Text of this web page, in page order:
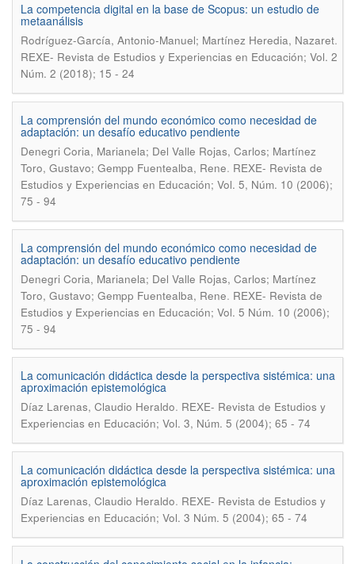
La competencia digital en la base de Scopus: un estudio de
metaanálisis
Rodríguez-García, Antonio-Manuel; Martínez Heredia, Nazaret.
REXE- Revista de Estudios y Experiencias en Educación; Vol. 2
Núm. 2 (2018); 15 - 24
La comprensión del mundo económico como necesidad de
adaptación: un desafío educativo pendiente
Denegri Coria, Marianela; Del Valle Rojas, Carlos; Martínez
Toro, Gustavo; Gempp Fuentealba, Rene. REXE- Revista de
Estudios y Experiencias en Educación; Vol. 5, Núm. 10 (2006);
75 - 94
La comprensión del mundo económico como necesidad de
adaptación: un desafío educativo pendiente
Denegri Coria, Marianela; Del Valle Rojas, Carlos; Martínez
Toro, Gustavo; Gempp Fuentealba, Rene. REXE- Revista de
Estudios y Experiencias en Educación; Vol. 5 Núm. 10 (2006);
75 - 94
La comunicación didáctica desde la perspectiva sistémica: una
aproximación epistemológica
Díaz Larenas, Claudio Heraldo. REXE- Revista de Estudios y
Experiencias en Educación; Vol. 3, Núm. 5 (2004); 65 - 74
La comunicación didáctica desde la perspectiva sistémica: una
aproximación epistemológica
Díaz Larenas, Claudio Heraldo. REXE- Revista de Estudios y
Experiencias en Educación; Vol. 3 Núm. 5 (2004); 65 - 74